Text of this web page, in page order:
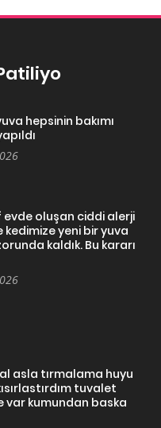
hepsinin bakımı
evde oluşan ciddi alerji
kedimize yeni bir yuva
kaldık. Bu kararı
asla tırmalama huyu
tuvalet
var kumundan baska